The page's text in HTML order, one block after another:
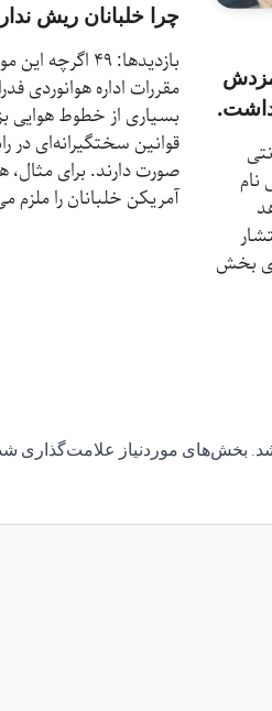
نام
بخش
چرا خلبانان ریش
بازدیدها: 49
مقررات اداره هوانوردی
بسیاری از خطوط هوایی
قوانین سختگیرانه‌ای در
صورت دارند. برای مثال،
آمریکن خلبانان را ملزم
بخش‌های موردنیاز علامت‌گذاری